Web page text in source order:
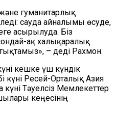
гуманитарлық
сауда айналымы өсуде,
асырылуда. Біз
ақ халықаралық
– деді Рахмон.
кешке үш күндік
күні Ресей-Орталық Азия
Тәуелсіз Мемлекеттер
кеңесінің